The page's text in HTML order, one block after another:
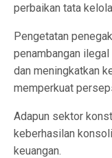
perbaikan tata
Pengetatan
penambangan
dan meningkatkan
memperkuat
Adapun sektor
keberhasilan
keuangan.